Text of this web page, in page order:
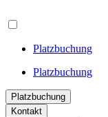
Platzbuchung
Platzbuchung
Platzbuchung
Kontakt